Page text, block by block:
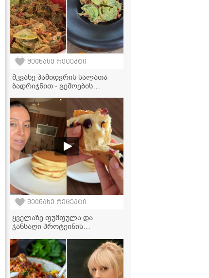
შეინახე რეცეპტი
მკვახე პამიდვრის სალათა
ბადრიჯნით - გემოების
შეინახე რეცეპტი
ყველაზე ფუმფულა და
ჯანსაღი პროტეინის
მზადდება ძალიან მარტივად